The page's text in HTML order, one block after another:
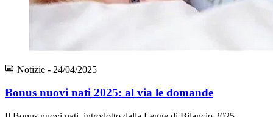
Notizie - 24/04/2025
Bonus nuovi nati 2025: al via le domande